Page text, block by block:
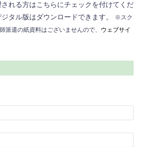
れる方はこちらにチェックを付けてくだ
タル版はダウンロードできます。
※スク
派遣の紙資料はございませんので、 ウェブサイ